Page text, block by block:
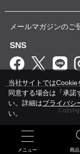
メニュー 商
メールマガジンのご
SNS
当社サイトでは
同意する場合は「承諾
い。詳細はプライバシ
い。